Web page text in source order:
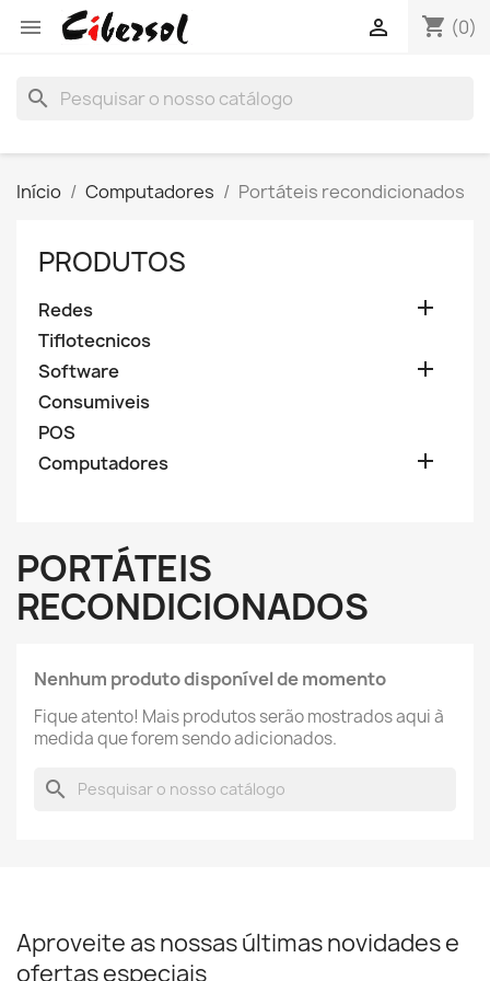
 shopping_cart (0)

search
Início Computadores Portáteis recondicionados
PRODUTOS
Redes 
Tiflotecnicos
Software

Consumiveis
POS
Computadores

PORTÁTEIS
RECONDICIONADOS
Nenhum produto disponível de momento
Fique atento! Mais produtos serão mostrados aqui à
medida que forem sendo adicionados.
search
Aproveite as nossas últimas novidades e
ofertas especiais